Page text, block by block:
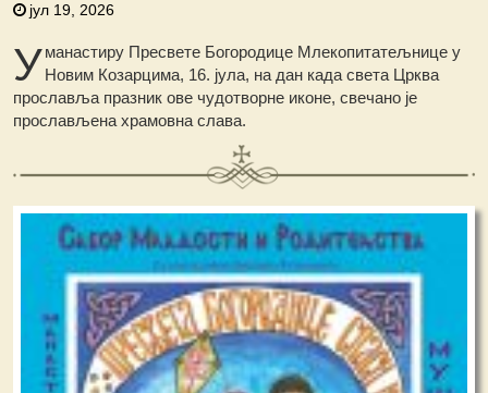
јул 19, 2026
Уманастиру Пресвете Богородице Млекопитатељнице у
Новим Козарцима, 16. јула, на дан када света Црква
прославља празник ове чудотворне иконе, свечано је
прослављена храмовна слава.